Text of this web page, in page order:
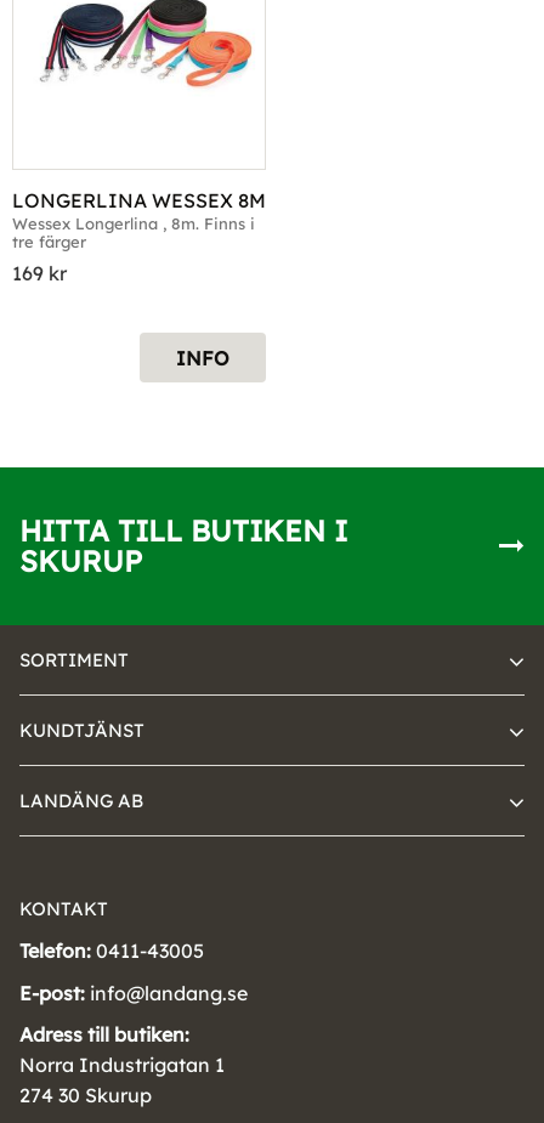
LONGERLINA WESSEX 8M
Wessex Longerlina , 8m. Finns i
tre färger
169 kr
INFO
HITTA TILL BUTIKEN I
SKURUP
SORTIMENT
KUNDTJÄNST
LANDÄNG AB
KONTAKT
Telefon: 0411-43005
E-post: info@landang.se
Adress till butiken:
Norra Industrigatan 1
274 30 Skurup